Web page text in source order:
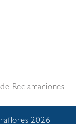
Reclamaciones
2026